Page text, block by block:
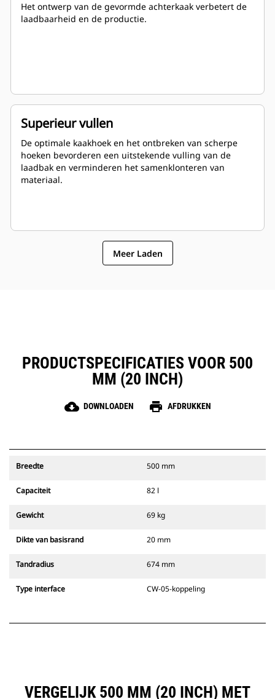
Het ontwerp van de gevormde achterkaak verbetert de
laadbaarheid en de productie.
Superieur vullen
De optimale kaakhoek en het ontbreken van scherpe
hoeken bevorderen een uitstekende vulling van de
laadbak en verminderen het samenklonteren van
materiaal.
Meer Laden
PRODUCTSPECIFICATIES VOOR 500
MM (20 INCH)
cloud_download DOWNLOADEN print AFDRUKKEN
Breedte 500 mm
Capaciteit 82 l
Gewicht 69 kg
Dikte van basisrand 20 mm
Tandradius 674 mm
Type interface CW-05-koppeling
VERGELIJK 500 MM (20 INCH) MET